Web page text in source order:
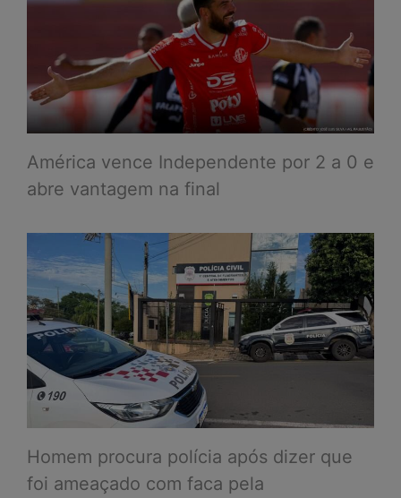
América vence Independente por 2 a 0 e
abre vantagem na final
Homem procura polícia após dizer que
foi ameaçado com faca pela